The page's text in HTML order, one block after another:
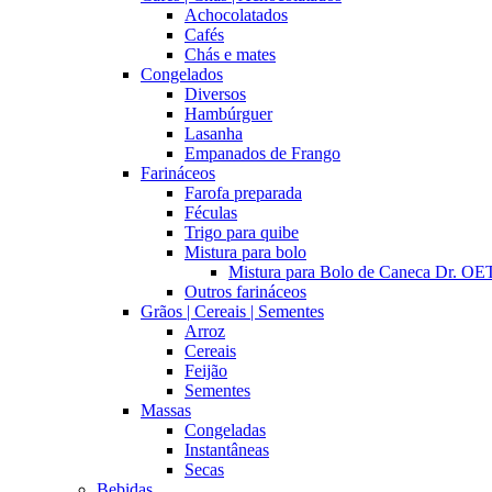
Achocolatados
Cafés
Chás e mates
Congelados
Diversos
Hambúrguer
Lasanha
Empanados de Frango
Farináceos
Farofa preparada
Féculas
Trigo para quibe
Mistura para bolo
Mistura para Bolo de Caneca Dr.
Outros farináceos
Grãos | Cereais | Sementes
Arroz
Cereais
Feijão
Sementes
Massas
Congeladas
Instantâneas
Secas